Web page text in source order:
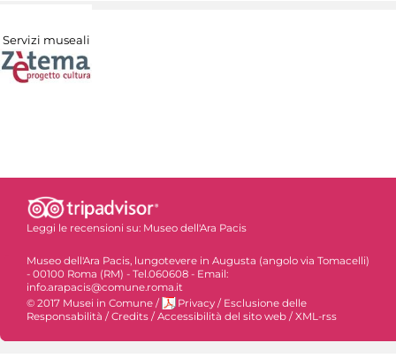
Servizi museali
Leggi le recensioni su: Museo dell'Ara Pacis
Museo dell'Ara Pacis, lungotevere in Augusta (angolo via Tomacelli)
- 00100 Roma (RM) - Tel.060608 - Email:
info.arapacis@comune.roma.it
© 2017 Musei in Comune / Privacy / Esclusione delle
Responsabilità /Credits /Accessibilità del sito web /XML-rss